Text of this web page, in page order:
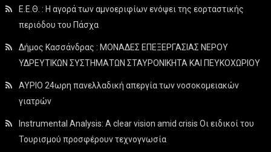
Ε.Ε.Θ. : Η αγορά των αμνοεριφίων ενόψει της εορταστικής
περιόδου του Πάσχα
Δήμος Κασσάνδρας : ΜΟΝΑΔΕΣ ΕΠΕΞΕΡΓΑΣΙΑΣ ΝΕΡΟΥ
ΥΔΡΕΥΤΙΚΩΝ ΣΥΣΤΗΜΑΤΩΝ ΣΤΑΥΡΟΝΙΚΗΤΑ ΚΑΙ ΠΕΥΚΟΧΩΡΙΟΥ
ΑΥΡΙΟ 24ωρη πανελλαδική απεργία των νοσοκομειακών
γιατρών
Instrumental Analysis: A clear vision amid crisis Οι ειδικοί του
Τουρισμού προσφέρουν τεχνογνωσία